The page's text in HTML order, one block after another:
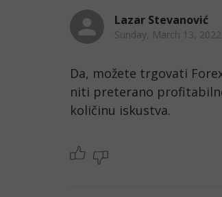
Lazar Stevanović
Sunday, March 13, 2022
Da, možete trgovati
niti preterano
količinu iskustva.